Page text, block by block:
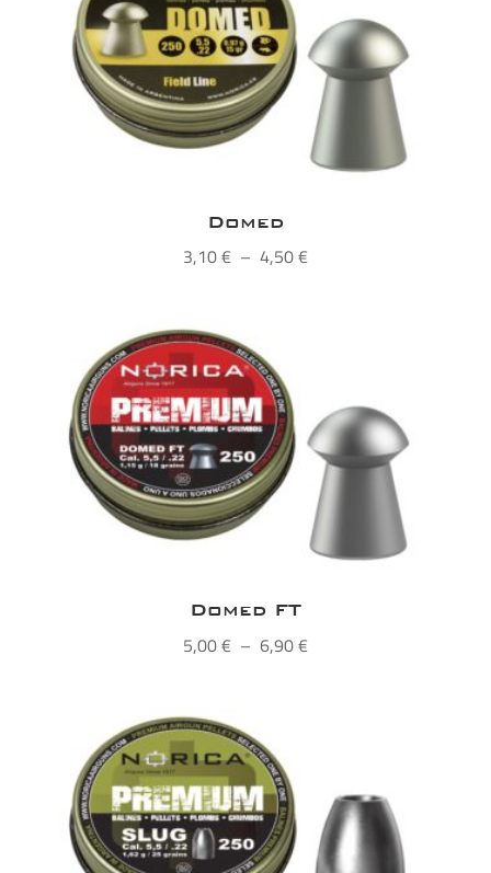
5,50 €
Domed
3,10€ – 4,50€Plage
4,50 €
Domed FT
5,00€ – 6,90€Plage
6,90 €